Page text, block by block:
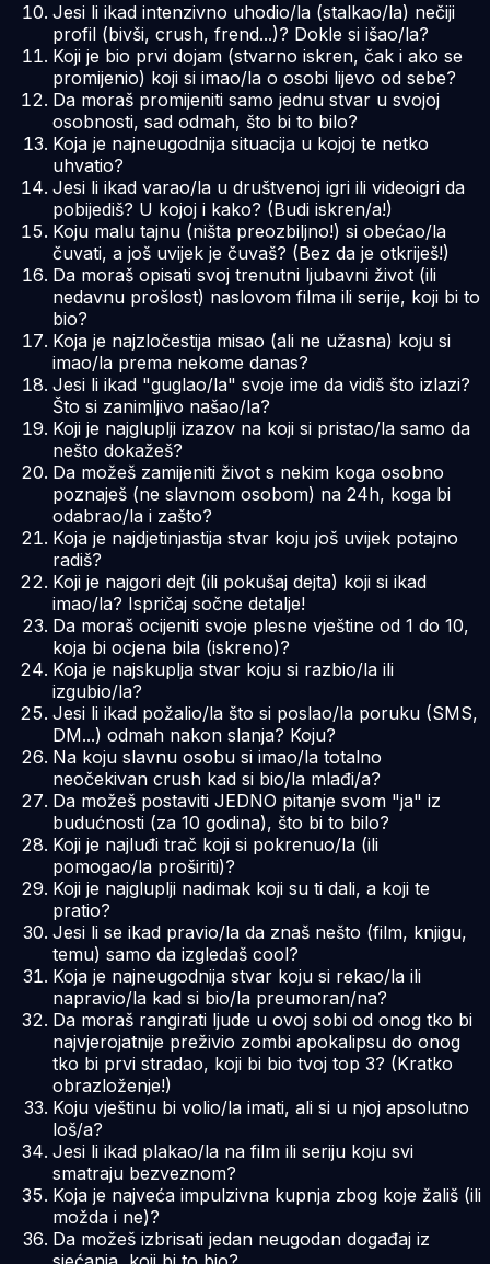
Jesi li ikad intenzivno uhodio/la (stalkao/la) nečiji
profil (bivši, crush, frend...)? Dokle si išao/la?
Koji je bio prvi dojam (stvarno iskren, čak i ako se
promijenio) koji si imao/la o osobi lijevo od sebe?
Da moraš promijeniti samo jednu stvar u svojoj
osobnosti, sad odmah, što bi to bilo?
Koja je najneugodnija situacija u kojoj te netko
uhvatio?
Jesi li ikad varao/la u društvenoj igri ili videoigri da
pobijediš? U kojoj i kako? (Budi iskren/a!)
Koju malu tajnu (ništa preozbiljno!) si obećao/la
čuvati, a još uvijek je čuvaš? (Bez da je otkriješ!)
Da moraš opisati svoj trenutni ljubavni život (ili
nedavnu prošlost) naslovom filma ili serije, koji bi to
bio?
Koja je najzločestija misao (ali ne užasna) koju si
imao/la prema nekome danas?
Jesi li ikad "guglao/la" svoje ime da vidiš što izlazi?
Što si zanimljivo našao/la?
Koji je najgluplji izazov na koji si pristao/la samo da
nešto dokažeš?
Da možeš zamijeniti život s nekim koga osobno
poznaješ (ne slavnom osobom) na 24h, koga bi
odabrao/la i zašto?
Koja je najdjetinjastija stvar koju još uvijek potajno
radiš?
Koji je najgori dejt (ili pokušaj dejta) koji si ikad
imao/la? Ispričaj sočne detalje!
Da moraš ocijeniti svoje plesne vještine od 1 do 10,
koja bi ocjena bila (iskreno)?
Koja je najskuplja stvar koju si razbio/la ili
izgubio/la?
Jesi li ikad požalio/la što si poslao/la poruku (SMS,
DM...) odmah nakon slanja? Koju?
Na koju slavnu osobu si imao/la totalno
neočekivan crush kad si bio/la mlađi/a?
Da možeš postaviti JEDNO pitanje svom "ja" iz
budućnosti (za 10 godina), što bi to bilo?
Koji je najluđi trač koji si pokrenuo/la (ili
pomogao/la proširiti)?
Koji je najgluplji nadimak koji su ti dali, a koji te
pratio?
Jesi li se ikad pravio/la da znaš nešto (film, knjigu,
temu) samo da izgledaš cool?
Koja je najneugodnija stvar koju si rekao/la ili
napravio/la kad si bio/la preumoran/na?
Da moraš rangirati ljude u ovoj sobi od onog tko bi
najvjerojatnije preživio zombi apokalipsu do onog
tko bi prvi stradao, koji bi bio tvoj top 3? (Kratko
obrazloženje!)
Koju vještinu bi volio/la imati, ali si u njoj apsolutno
loš/a?
Jesi li ikad plakao/la na film ili seriju koju svi
smatraju bezveznom?
Koja je najveća impulzivna kupnja zbog koje žališ (ili
možda i ne)?
Da možeš izbrisati jedan neugodan događaj iz